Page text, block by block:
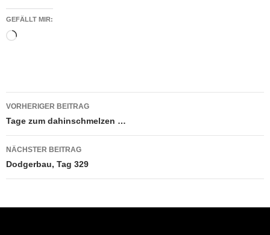
GEFÄLLT MIR:
Wird
Beitragsnavigation
VORHERIGER BEITRAG
Tage zum dahinschmelzen …
NÄCHSTER BEITRAG
Dodgerbau, Tag 329